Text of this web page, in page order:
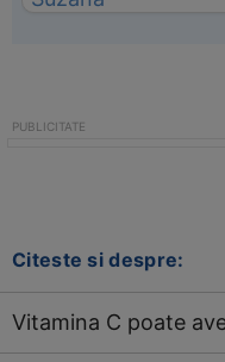
Citeste si despre:
Vitamina C poate